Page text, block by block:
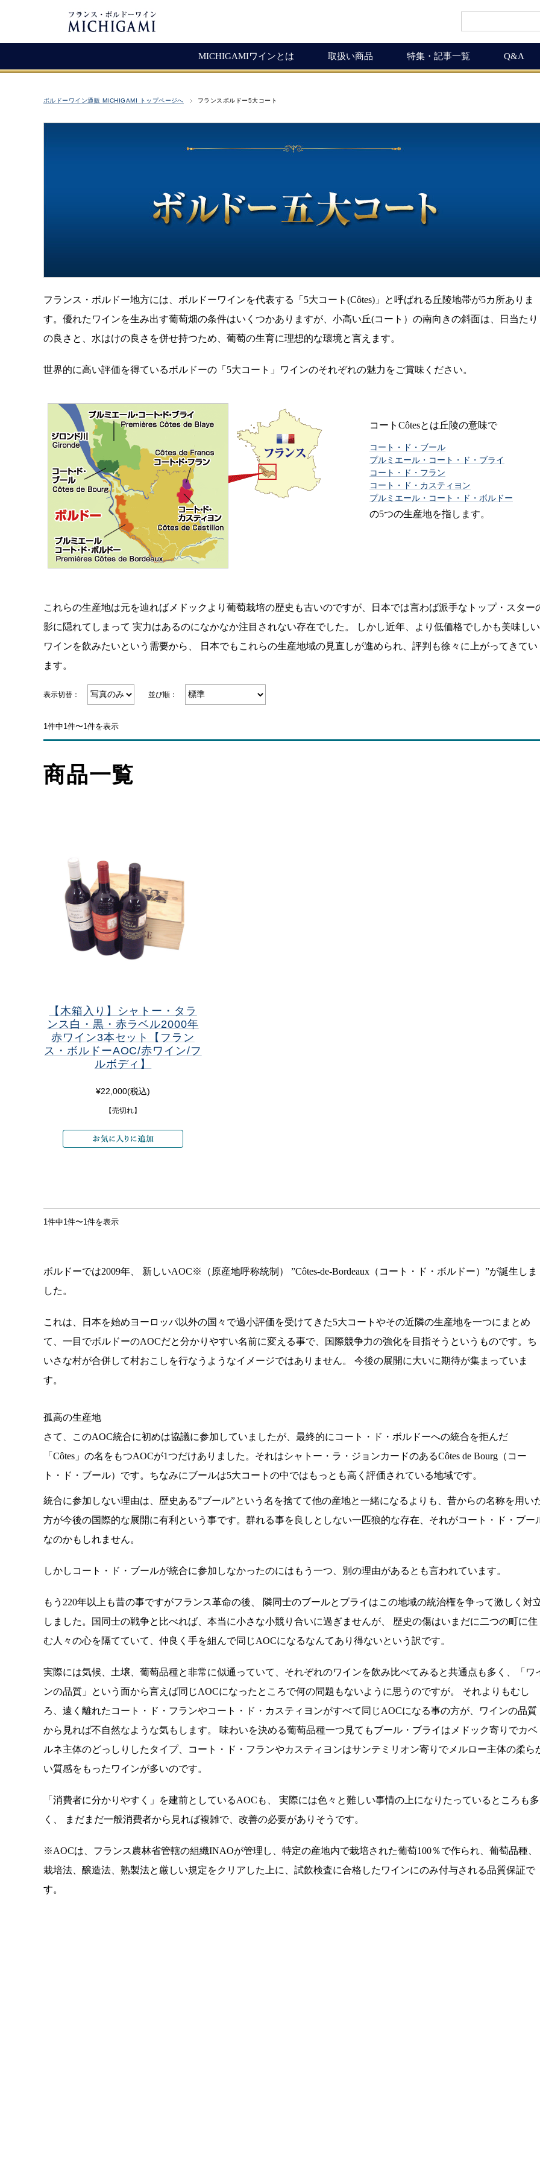
MICHIGAMIワインとは 取扱い商品
（赤ワイン）
Bag In Box（箱ワイン）
MICHIGAMIコレクション
MICHIGAMIワイン頒布会
1,000円〜3,000円
特集・記事一覧
クロ・サン・ヴァンサン
シャトー・ルボスク
愚息の独り言
お客様の声
MICHIGAMIワインの飲める店
Q&A
ボルドーワイン通販 MICHIGAMI トップページへ フランスボルドー5大コート
フランス・ボルドー地方には、ボルドーワインを代表する「5大コート(Côtes)」と呼ばれる丘陵地帯が5カ所ありま
す。優れたワインを生み出す葡萄畑の条件はいくつかありますが、小高い丘(コート）の南向きの斜面は、日当たり
の良さと、水はけの良さを併せ持つため、葡萄の生育に理想的な環境と言えます。
世界的に高い評価を得ているボルドーの「5大コート」ワインのそれぞれの魅力をご賞味ください。
コートCôtesとは丘陵の意味で
コート・ド・ブール
プルミエール・コート・ド・ブライ
コート・ド・フラン
コート・ド・カスティヨン
プルミエール・コート・ド・ボルドー
の5つの生産地を指します。
これらの生産地は元を辿ればメドックより葡萄栽培の歴史も古いのですが、日本では言わば派手なトップ・スター
影に隠れてしまって 実力はあるのになかなか注目されない存在でした。 しかし近年、より低価格でしかも美味しい
ワインを飲みたいという需要から、 日本でもこれらの生産地域の見直しが進められ、評判も徐々に上がってきてい
ます。
表示切替： 並び順：
1件中1件〜1件を表示
商品一覧
【木箱入り】シャトー・タラ
ンス白・黒・赤ラベル2000年
赤ワイン3本セット【フラン
ス・ボルドーAOC/赤ワイン/フ
ルボディ】
¥22,000(税込)
【売切れ】
1件中1件〜1件を表示
ボルドーでは2009年、 新しいAOC※（原産地呼称統制） ”Côtes-de-Bordeaux（コート・ド・ボルドー）”が誕生しま
した。
これは、日本を始めヨーロッパ以外の国々で過小評価を受けてきた5大コートやその近隣の生産地を一つにまとめ
て、一目でボルドーのAOCだと分かりやすい名前に変える事で、国際競争力の強化を目指そうというものです。ち
いさな村が合併して村おこしを行なうようなイメージではありません。 今後の展開に大いに期待が集まっていま
す。
孤高の生産地
さて、このAOC統合に初めは協議に参加していましたが、最終的にコート・ド・ボルドーへの統合を拒んだ
「Côtes」の名をもつAOCが1つだけありました。それはシャトー・ラ・ジョンカードのあるCôtes de Bourg（コー
ト・ド・ブール）です。ちなみにブールは5大コートの中ではもっとも高く評価されている地域です。
統合に参加しない理由は、歴史ある”ブール”という名を捨てて他の産地と一緒になるよりも、昔からの名称を用い
方が今後の国際的な展開に有利という事です。群れる事を良しとしない一匹狼的な存在、それがコート・ド・ブー
なのかもしれません。
しかしコート・ド・ブールが統合に参加しなかったのにはもう一つ、別の理由があるとも言われています。
もう220年以上も昔の事ですがフランス革命の後、 隣同士のブールとブライはこの地域の統治権を争って激しく対
しました。国同士の戦争と比べれば、本当に小さな小競り合いに過ぎませんが、 歴史の傷はいまだに二つの町に住
む人々の心を隔てていて、仲良く手を組んで同じAOCになるなんてあり得ないという訳です。
実際には気候、土壌、葡萄品種と非常に似通っていて、それぞれのワインを飲み比べてみると共通点も多く、「ワ
ンの品質」という面から言えば同じAOCになったところで何の問題もないように思うのですが。 それよりもむし
ろ、遠く離れたコート・ド・フランやコート・ド・カスティヨンがすべて同じAOCになる事の方が、ワインの品質
から見れば不自然なような気もします。 味わいを決める葡萄品種一つ見てもブール・ブライはメドック寄りでカベ
ルネ主体のどっしりしたタイプ、コート・ド・フランやカスティヨンはサンテミリオン寄りでメルロー主体の柔ら
い質感をもったワインが多いのです。
「消費者に分かりやすく」を建前としているAOCも、 実際には色々と難しい事情の上になりたっているところも多
く、 まだまだ一般消費者から見れば複雑で、改善の必要がありそうです。
※AOCは、フランス農林省管轄の組織INAOが管理し、特定の産地内で栽培された葡萄100％で作られ、葡萄品種、
栽培法、醸造法、熟製法と厳しい規定をクリアした上に、試飲検査に合格したワインにのみ付与される品質保証で
す。